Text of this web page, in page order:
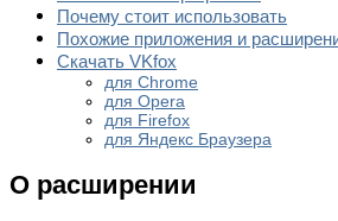
Почему стоит использовать
Похожие приложения и
Скачать VKfox
для Chrome
для Opera
для Firefox
для Яндекс Браузера
О расширении